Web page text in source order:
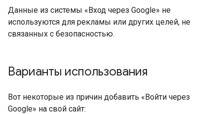
Данные из системы «Вход через Google» не
используются для рекламы или других целей, не
связанных с безопасностью.
Варианты использования
Вот некоторые из причин добавить «Войти через
Google» на свой сайт: